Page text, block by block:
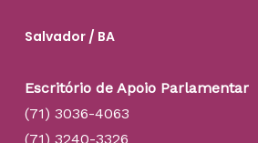
Salvador / BA
Escritório de Apoio Parlamentar
(71) 3036-4063
(71) 3240-3326